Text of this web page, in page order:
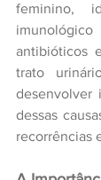
feminino,
antibióticos
trato
desenvolver
dessas
recorrências